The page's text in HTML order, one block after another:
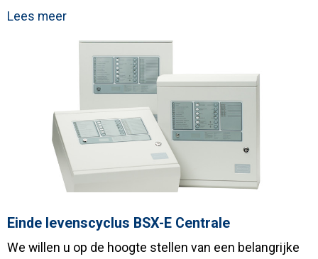
Lees meer
Einde levenscyclus BSX-E Centrale
We willen u op de hoogte stellen van een belangrijke